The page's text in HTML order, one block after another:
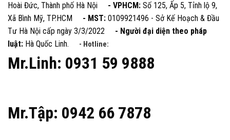
Hoài Đức, Thành phố Hà Nội - VPHCM: Số 125, Ấp 5, Tỉnh lộ 9,
Xã Bình Mỹ, TP.HCM - MST: 0109921496 - Sở Kế Hoạch & Đầu
Tư Hà Nội cấp ngày 3/3/2022 - Người đại diện theo pháp
luật: Hà Quốc Linh. - Hotline:
Mr.Linh: 0931 59 9888
Mr.Tập: 0942 66 7878